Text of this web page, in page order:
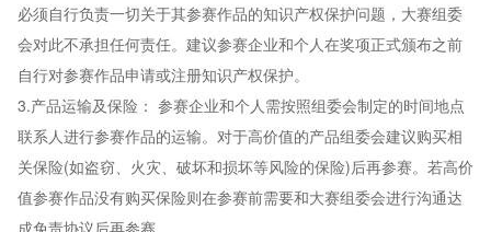
必须自行负责一切关于其参赛作品的知识产权保护问题，大赛组委
会对此不承担任何责任。建议参赛企业和个人在奖项正式颁布之前
自行对参赛作品申请或注册知识产权保护。
3.产品运输及保险： 参赛企业和个人需按照组委会制定的时间地点
联系人进行参赛作品的运输。对于高价值的产品组委会建议购买相
关保险(如盗窃、火灾、破坏和损坏等风险的保险)后再参赛。若高价
值参赛作品没有购买保险则在参赛前需要和大赛组委会进行沟通达
成免责协议后再参赛。